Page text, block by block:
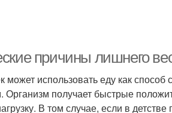
причины лишнего
может использовать еду как
Организм получает быстрые
В том случае, если в